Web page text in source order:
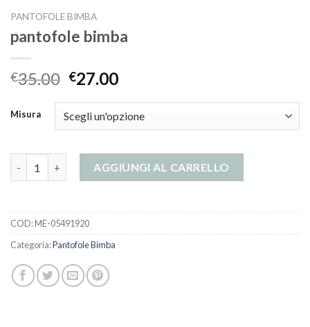
PANTOFOLE BIMBA
pantofole bimba
€35.00 €27.00
Misura
AGGIUNGI AL CARRELLO
COD:ME-05491920
Categoria:Pantofole Bimba